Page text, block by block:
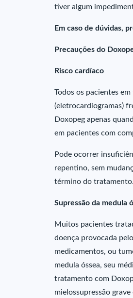
tiver algum
Em caso de dúvidas,
Precauções do
Risco cardíaco
Todos os pacientes
(eletrocardiogramas)
Doxopeg apenas
em pacientes com
Pode ocorrer
repentino, sem
término do tratamento.
Supressão da medula
Muitos pacientes
doença provocada
medicamentos, ou
medula óssea, seu
tratamento com
mielossupressão